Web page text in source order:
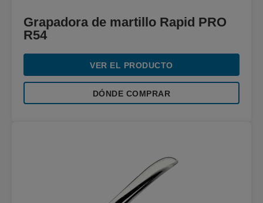
Grapadora de martillo Rapid PRO
R54
VER EL PRODUCTO
DÓNDE COMPRAR